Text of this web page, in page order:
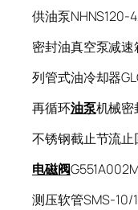
供油泵NHNS120-
密封油真空泵减速
列管式油冷却器
再循环油泵机械密
不锈钢截止节流止
电磁阀
测压软管SMS-10/